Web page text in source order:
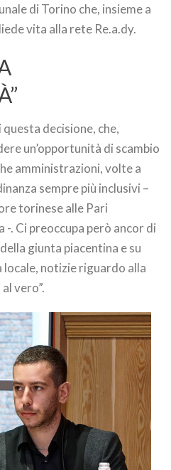
di Torino che, insieme a
vita alla rete Re.a.dy.
decisione, che,
un’opportunità di scambio
amministrazioni, volte a
sempre più inclusivi –
torinese alle Pari
. Ci preoccupa però ancor di
giunta piacentina e su
notizie riguardo alla
vero”.